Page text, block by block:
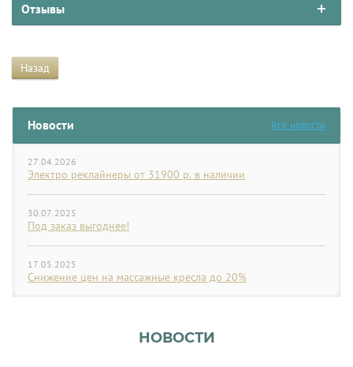
Новости Все новости
27.04.2026
Электро реклайнеры от 31900 р. в наличии
30.07.2025
Под заказ выгоднее!
17.05.2025
Снижение цен на массажные кресла до 20%
Отзывы
Назад
НОВОСТИ